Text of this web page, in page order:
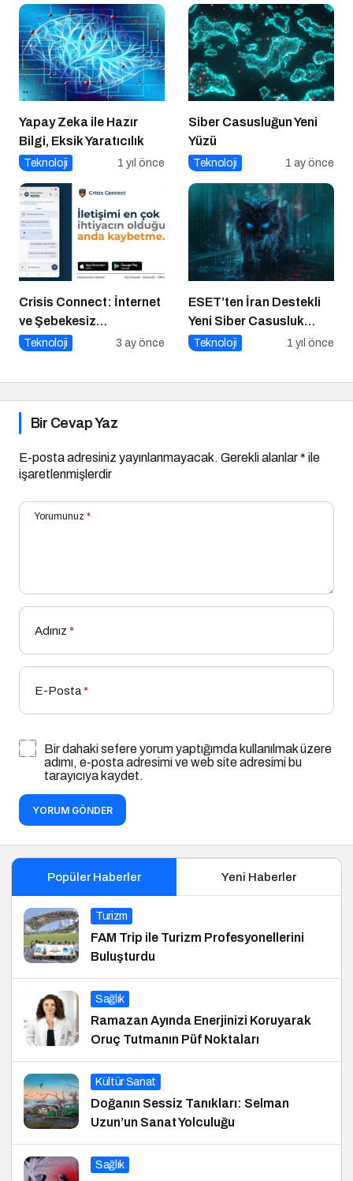
Yapay Zeka ile Hazır
Bilgi, Eksik Yaratıcılık
Teknoloji 1 yıl önce
Siber Casusluğun Yeni
Yüzü
Teknoloji 1 ay önce
Crisis Connect: İnternet
ve Şebekesiz
Çalışabilen Açık
Teknoloji 3 ay önce
ESET’ten İran Destekli
Yeni Siber Casusluk
Operasyonu Uyarısı
Teknoloji 1 yıl önce
Bir Cevap Yaz
E-posta adresiniz yayınlanmayacak. Gerekli alanlar* ile
işaretlenmişlerdir
Yorumunuz *
Adınız *
E-Posta*
Bir dahaki sefere yorum yaptığımda kullanılmak üzere
adımı, e-posta adresimi ve web site adresimi bu
tarayıcıya kaydet.
YORUM GÖNDER
Popüler Haberler Yeni Haberler
Turizm
FAM Trip ile Turizm Profesyonellerini
Buluşturdu
Sağlık
Ramazan Ayında Enerjinizi Koruyarak
Oruç Tutmanın Püf Noktaları
Kültür Sanat
Doğanın Sessiz Tanıkları: Selman
Uzun’un Sanat Yolculuğu
Sağlık